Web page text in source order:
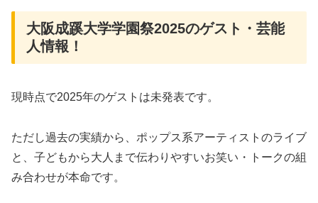
大阪成蹊大学学園祭2025のゲスト・芸能
人情報！
現時点で2025年のゲストは未発表です。
ただし過去の実績から、ポップス系アーティストのライブ
と、子どもから大人まで伝わりやすいお笑い・トークの組
み合わせが本命です。